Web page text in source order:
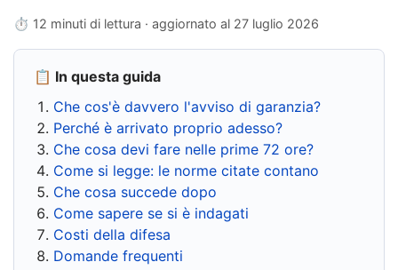
⏱ 12 minuti di lettura · aggiornato al 27 luglio 2026
📋 In questa guida
Che cos'è davvero l'avviso di garanzia?
Perché è arrivato proprio adesso?
Che cosa devi fare nelle prime 72 ore?
Come si legge: le norme citate contano
Che cosa succede dopo
Come sapere se si è indagati
Costi della difesa
Domande frequenti